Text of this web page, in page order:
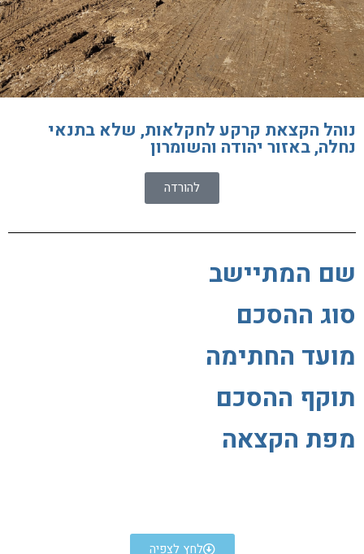
נוהל הקצאת קרקע לחקלאות, שלא בתנאי
נחלה, באזור יהודה והשומרון
להורדה
שם המתיישב
סוג ההסכם
מועד החתימה
תוקף ההסכם
מפת הקצאה
לחץ לצפיה